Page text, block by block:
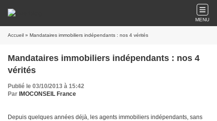
MENU
Accueil » Mandataires immobiliers indépendants : nos 4 vérités
Mandataires immobiliers indépendants : nos 4
vérités
Publié le 03/10/2013 à 15:42
Par IMOCONSEIL France
Depuis quelques années déjà, les agents immobiliers indépendants, sans